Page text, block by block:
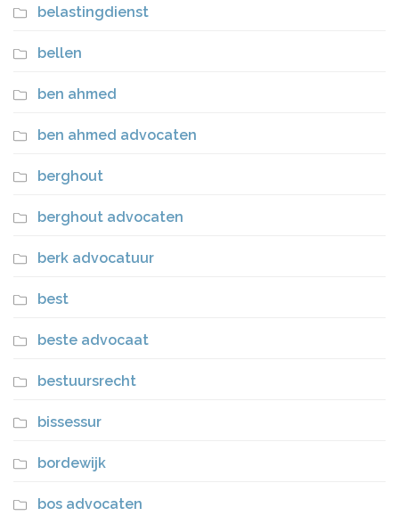
belastingdienst
bellen
ben ahmed
ben ahmed advocaten
berghout
berghout advocaten
berk advocatuur
best
beste advocaat
bestuursrecht
bissessur
bordewijk
bos advocaten